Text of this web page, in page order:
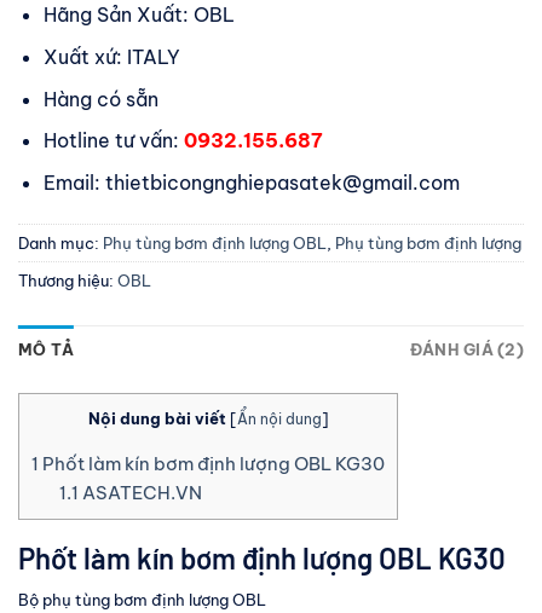
Hãng Sản Xuất: OBL
Xuất xứ: ITALY
Hàng có sẵn
Hotline tư vấn: 0932.155.687
Email: thietbicongnghiepasatek@gmail.com
Danh mục: Phụ tùng bơm định lượng OBL Phụ tùng bơm định lượng
Thương hiệu: OBL
MÔ TẢ ĐÁNH GIÁ (2)
Nội dung bài viết [Ẩn nội dung]
1 Phốt làm kín bơm định lượng OBL KG30
1.1 ASATECH.VN
Phốt làm kín bơm định lượng OBL KG30
Bộ phụ tùng bơm định lượng OBL